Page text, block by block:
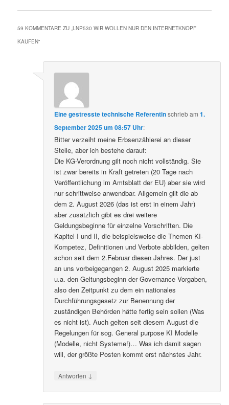
59 KOMMENTARE ZU „LNP530 WIR WOLLEN NUR DEN INTERNETKNOPF
KAUFEN“
Eine gestresste technische Referentinschriebam1.
September 2025 um 08:57 Uhr:
Bitter verzeiht meine Erbsenzählerei an dieser
Stelle, aber ich bestehe darauf:
Die KG-Verordnung gilt noch nicht vollständig. Sie
ist zwar bereits in Kraft getreten (20 Tage nach
Veröffentlichung im Amtsblatt der EU) aber sie wird
nur schrittweise anwendbar. Allgemein gilt die ab
dem 2. August 2026 (das ist erst in einem Jahr)
aber zusätzlich gibt es drei weitere
Geldungsbeginne für einzelne Vorschriften. Die
Kapitel I und II, die beispielsweise die Themen KI-
Kompetez, Definitionen und Verbote abbilden, gelten
schon seit dem 2.Februar diesen Jahres. Der just
an uns vorbeigegangen 2. August 2025 markierte
u.a. den Geltungsbeginn der Governance Vorgaben,
also den Zeitpunkt zu dem ein nationales
Durchführungsgesetz zur Benennung der
zuständigen Behörden hätte fertig sein sollen (Was
es nicht ist). Auch gelten seit diesem August die
Regelungen für sog. General purpose KI Modelle
(Modelle, nicht Systeme!)… Was ich damit sagen
will, der größte Posten kommt erst nächstes Jahr.
Antworten ↓